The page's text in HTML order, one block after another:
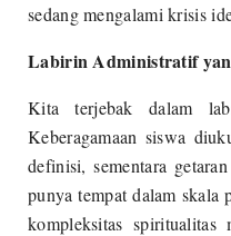
sedang mengalami krisis
Labirin Administratif
Kita terjebak dalam
Keberagamaan siswa
definisi, sementara
punya tempat dalam skala
kompleksitas